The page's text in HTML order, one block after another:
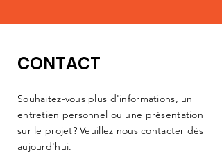
CONTACT
Souhaitez-vous plus d'informations, un
entretien personnel ou une présentation
sur le projet? Veuillez nous contacter dès
aujourd'hui.